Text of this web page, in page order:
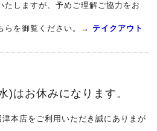
たしますが、予めご理解ご協力をお
らを御覧ください。→テイクアウト
)はお休みになります。
本店をご利用いただき誠にありまが